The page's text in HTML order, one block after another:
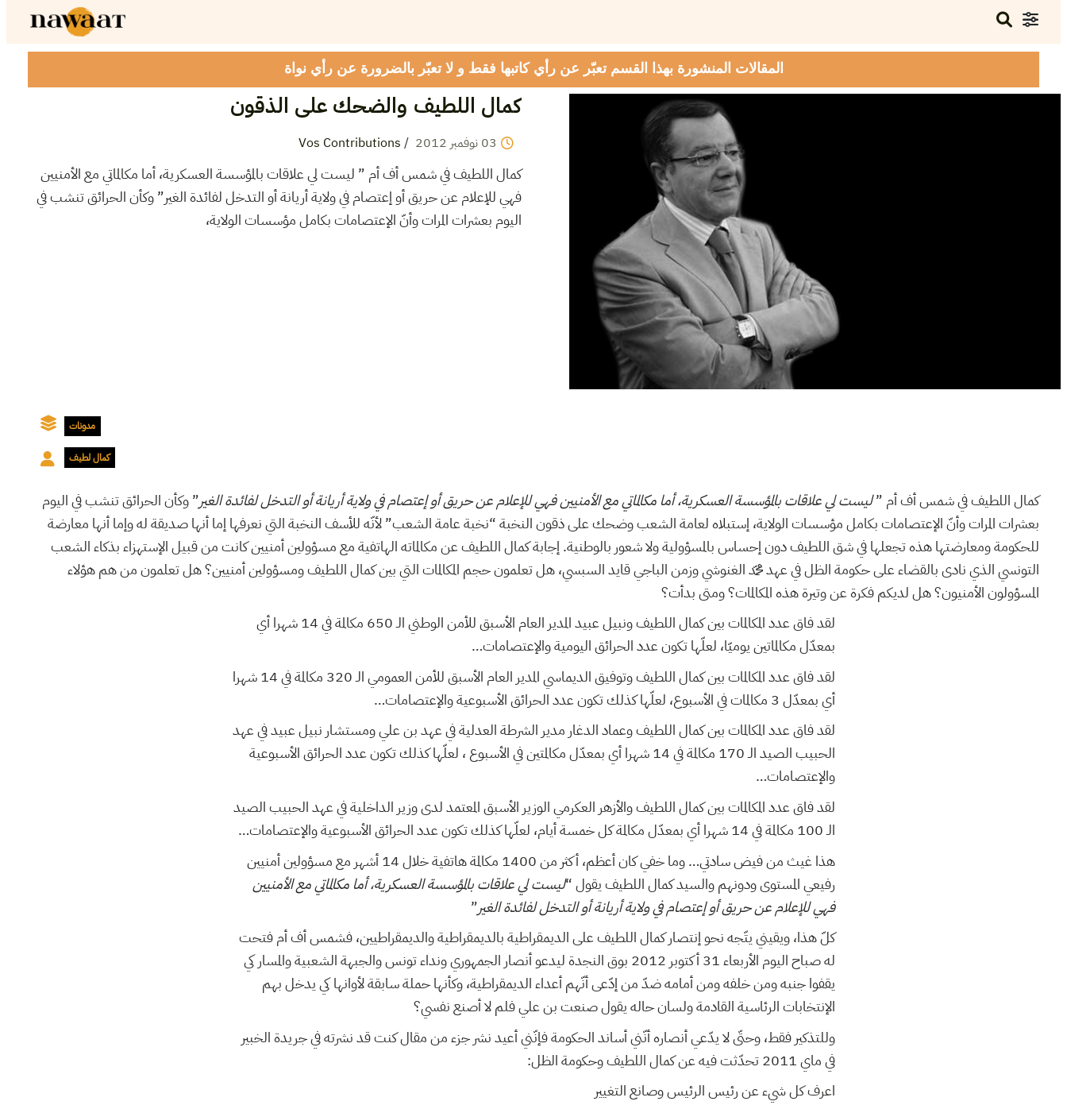
المقالات المنشورة بهذا القسم تعبّر عن رأي كاتبها فقط و لا تعبّر بالضرورة عن رأي نواة
كمال اللطيف والضحك على الذقون
03 نوفمبر 2012
/
Vos Contributions
كمال اللطيف في شمس أف أم ” ليست لي علاقات بالمؤسسة العسكرية، أما مكالماتي مع الأمنيين
فهي للإعلام عن حريق أو إعتصام في ولاية أريانة أو التدخل لفائدة الغير” وكأن الحرائق تنشب في
اليوم بعشرات المرات وأنّ الإعتصامات بكامل مؤسسات الولاية،
مدونات
كمال لطيف
كمال اللطيف في شمس أف أم ”ليست لي علاقات بالمؤسسة العسكرية، أما مكالماتي مع الأمنيين فهي للإعلام عن حريق أو إعتصام في ولاية أريانة أو التدخل لفائدة الغير” وكأن الحرائق تنشب في اليوم
بعشرات المرات وأنّ الإعتصامات بكامل مؤسسات الولاية، إستبلاه لعامة الشعب وضحك على ذقون النخبة “نخبة عامة الشعب” لأنّه للأسف النخبة التي نعرفها إما أنها صديقة له وإما أنها معارضة
للحكومة ومعارضتها هذه تجعلها في شق اللطيف دون إحساس بالمسؤولية ولا شعور بالوطنية. إجابة كمال اللطيف عن مكالماته الهاتفية مع مسؤولين أمنيين كانت من قبيل الإستهزاء بذكاء الشعب
التونسي الذي نادى بالقضاء على حكومة الظل في عهد محمّد الغنوشي وزمن الباجي قايد السبسي، هل تعلمون حجم المكالمات التي بين كمال اللطيف ومسؤولين أمنيين؟ هل تعلمون من هم هؤلاء
المسؤولون الأمنيون؟ هل لديكم فكرة عن وتيرة هذه المكالمات؟ ومتى بدأت؟
لقد فاق عدد المكالمات بين كمال اللطيف ونبيل عبيد المدير العام الأسبق للأمن الوطني الـ 650 مكالمة في 14 شهرا أي
بمعدّل مكالماتين يوميّا، لعلّها تكون عدد الحرائق اليومية والإعتصامات…
لقد فاق عدد المكالمات بين كمال اللطيف وتوفيق الديماسي المدير العام الأسبق للأمن العمومي الـ 320 مكالمة في 14 شهرا
أي بمعدّل 3 مكالمات في الأسبوع، لعلّها كذلك تكون عدد الحرائق الأسبوعية والإعتصامات…
لقد فاق عدد المكالمات بين كمال اللطيف وعماد الدغار مدير الشرطة العدلية في عهد بن علي ومستشار نبيل عبيد في عهد
الحبيب الصيد الـ 170 مكالمة في 14 شهرا أي بمعدّل مكالمتين في الأسبوع ، لعلّها كذلك تكون عدد الحرائق الأسبوعية
والإعتصامات…
لقد فاق عدد المكالمات بين كمال اللطيف والأزهر العكرمي الوزير الأسبق المعتمد لدى وزير الداخلية في عهد الحبيب الصيد
الـ 100 مكالمة في 14 شهرا أي بمعدّل مكالمة كل خمسة أيام، لعلّها كذلك تكون عدد الحرائق الأسبوعية والإعتصامات…
هذا غيث من فيض سادتي… وما خفي كان أعظم، أكثر من 1400 مكالمة هاتفية خلال 14 أشهر مع مسؤولين أمنيين
رفيعي المستوى ودونهم والسيد كمال اللطيف يقول “ليست لي علاقات بالمؤسسة العسكرية، أما مكالماتي مع الأمنيين
فهي للإعلام عن حريق أو إعتصام في ولاية أريانة أو التدخل لفائدة الغير”
كلّ هذا، ويقيني يتّجه نحو إنتصار كمال اللطيف على الديمقراطية بالديمقراطية والديمقراطيين، فشمس أف أم فتحت
له صباح اليوم الأربعاء 31 أكتوبر 2012 بوق النجدة ليدعو أنصار الجمهوري ونداء تونس والجبهة الشعبية والمسار كي
يقفوا جنبه ومن خلفه ومن أمامه ضدّ من إدّعى أنّهم أعداء الديمقراطية، وكأنها حملة سابقة لأوانها كي يدخل بهم
الإنتخابات الرئاسية القادمة ولسان حاله يقول صنعت بن علي فلم لا أصنع نفسي؟
وللتذكير فقط، وحتّى لا يدّعي أنصاره أنّني أساند الحكومة فإنّني أعيد نشر جزء من مقال كنت قد نشرته في جريدة الخبير
في ماي 2011 تحدّثت فيه عن كمال اللطيف وحكومة الظل:
اعرف كل شيء عن رئيس الرئيس وصانع التغيير